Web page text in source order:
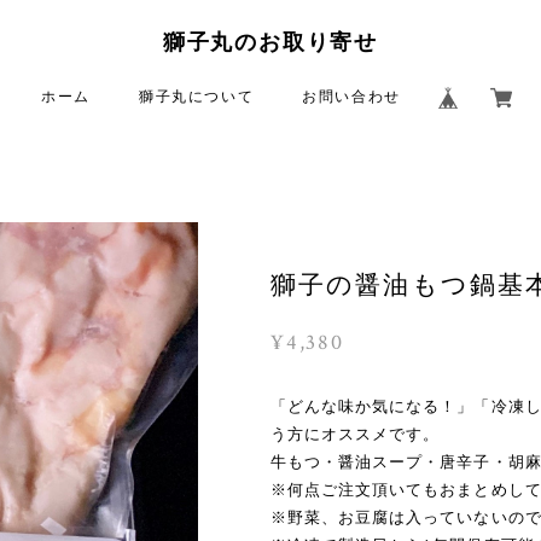
獅子丸のお取り寄せ
ホーム 獅子丸について お問い合わせ
獅子の醤油もつ鍋基
¥4,380
「どんな味か気になる！」「冷凍
う方にオススメです。
牛もつ・醤油スープ・唐辛子・胡
※何点ご注文頂いてもおまとめし
※野菜、お豆腐は入っていないの